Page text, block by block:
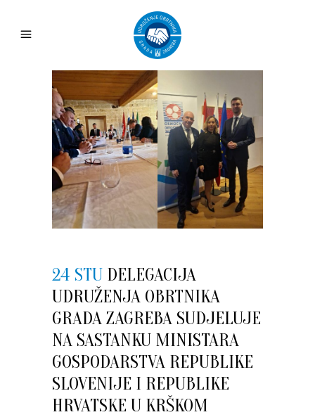
24 STU DELEGACIJA
UDRUŽENJA OBRTNIKA
GRADA ZAGREBA SUDJELUJE
NA SASTANKU MINISTARA
GOSPODARSTVA REPUBLIKE
SLOVENIJE I REPUBLIKE
HRVATSKE U KRŠKOM